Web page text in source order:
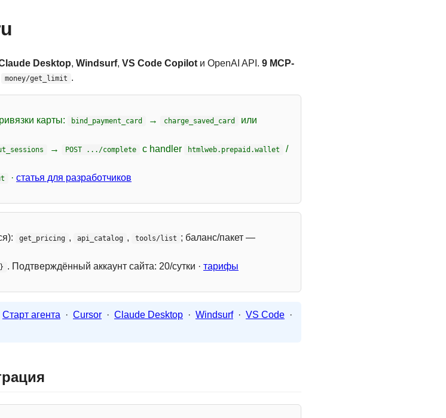
Desktop, Windsurf, VS Code Copilotи OpenAI API. 9 MCP-
money/get_limit .
карты: bind_payment_card → charge_saved_card
или
→ POST .../complete с handler htmlweb.prepaid.wallet /
· статья для разработчиков
get_pricing , api_catalog , tools/list ; баланс/пакет —
. Подтверждённый аккаунт сайта: 20/сутки · тарифы
Старт агента · Cursor · Claude Desktop · Windsurf · VS Code ·